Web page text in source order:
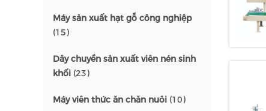
Máy sản xuất hạt gỗ công nghiệp
(15)
Dây chuyền sản xuất viên nén sinh
khối (23)
Máy viên thức ăn chăn nuôi (10)